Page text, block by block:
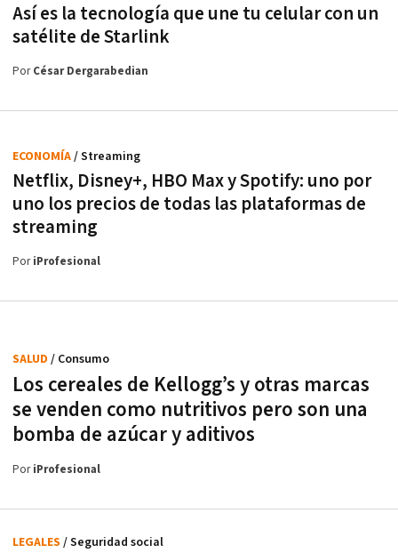
Así es la tecnología que une tu celular con un
satélite de Starlink
PorCésar Dergarabedian
Netflix, Disney+, HBO Max y Spotify: uno por
uno los precios de todas las plataformas de
streaming
ECONOMÍA/ Streaming
PoriProfesional
Los cereales de Kellogg’s y otras marcas
se venden como nutritivos pero son una
bomba de azúcar y aditivos
SALUD / Consumo
PoriProfesional
LEGALES / Seguridad social